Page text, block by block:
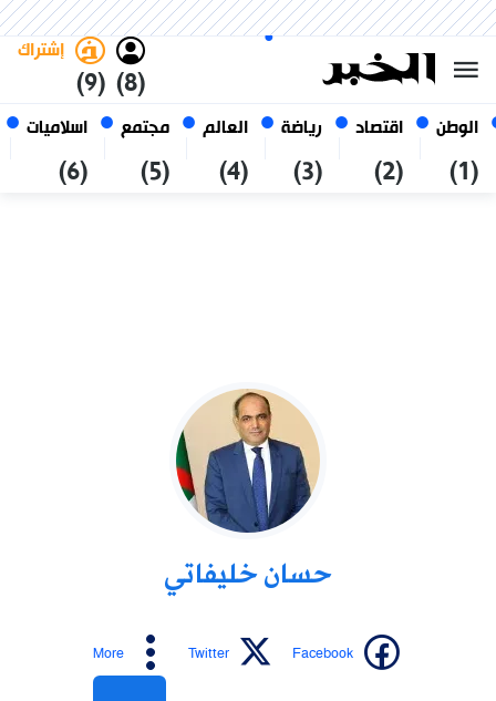
الوطن
(1)
اقتصاد
(2)
رياضة
(3)
العالم
(4)
مجتمع
(5)
اسلاميات
(6)
(8)
إشتراك
(9)
06 أغسطس 2026
الجزائر
حسان خليفاتي
Facebook
Twitter
More